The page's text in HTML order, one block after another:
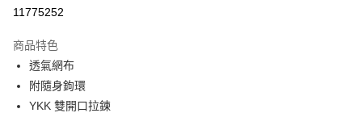
相關說明
AFTEE先享後付是「在收到商品之後才付款」的支付方式。 讓您購物簡單
便利好安心！
１．簡單：不需註冊會員、不需綁卡、不需儲值。
２．便利：只要手機號碼，簡訊認證，即可結帳。
３．安心：先確認商品／服務後，再付款。
運送方式
宅配
每筆NT$120，滿NT$888(含以上)免運費
11775252
商品特色
透氣網布
附隨身鉤環
YKK 雙開口拉鍊